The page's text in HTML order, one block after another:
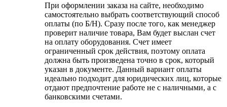
При оформлении заказа на сайте, необходимо
самостоятельно выбрать соответствующий способ
оплаты (по Б/Н). Сразу после того, как менеджер
проверит наличие товара, Вам будет выслан счет
на оплату оборудования. Счет имеет
ограниченный срок действия, поэтому оплата
должна быть произведена точно в срок, который
указан в документе. Данный вариант оплаты
идеально подходит для юридических лиц, которые
отдают предпочтение работе не с наличными, а с
банковскими счетами.